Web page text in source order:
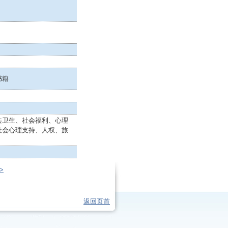
籍
生、社会福利、心理
心理支持、人权、旅
返回页首